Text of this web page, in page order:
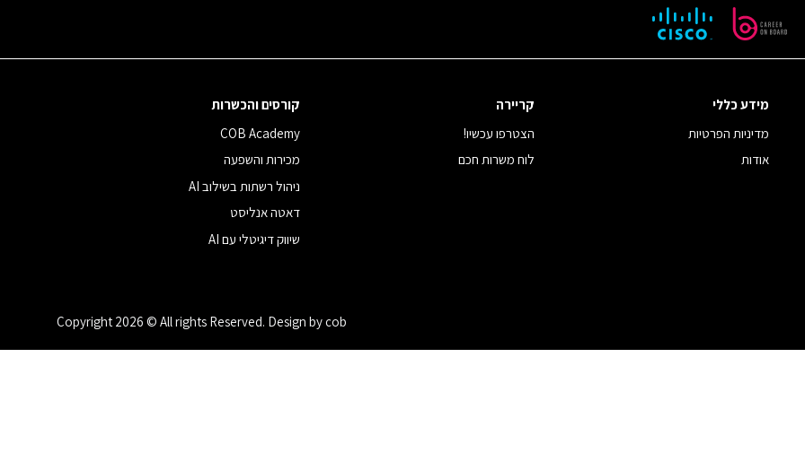
מידע כללי
מדיניות הפרטיות
אודות
קריירה
הצטרפו עכשיו!
לוח משרות חכם
קורסים והכשרות
COB Academy
מכירות והשפעה
ניהול רשתות בשילוב AI
דאטה אנליסט
שיווק דיגיטלי עם AI
Copyright 2026 © All rights Reserved. Design by cob